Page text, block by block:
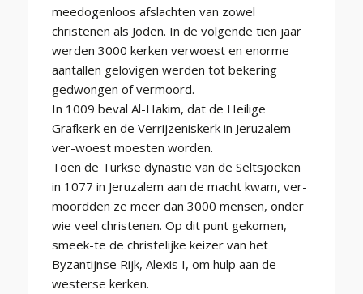
meedogenloos afslachten van zowel
christenen als Joden. In de volgende tien jaar
werden 3000 kerken verwoest en enorme
aantallen gelovigen werden tot bekering
gedwongen of vermoord.
In 1009 beval Al-Hakim, dat de Heilige
Grafkerk en de Verrijzeniskerk in Jeruzalem
ver-woest moesten worden.
Toen de Turkse dynastie van de Seltsjoeken
in 1077 in Jeruzalem aan de macht kwam, ver-
moordden ze meer dan 3000 mensen, onder
wie veel christenen. Op dit punt gekomen,
smeek-te de christelijke keizer van het
Byzantijnse Rijk, Alexis I, om hulp aan de
westerse kerken.